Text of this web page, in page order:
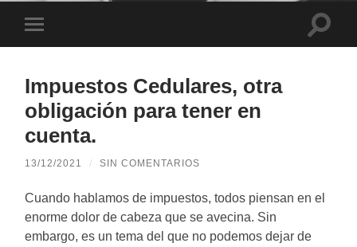
el
Impuestos Cedulares, otra
obligación para tener en
cuenta.
13/12/2021 / SIN COMENTARIOS
Cuando hablamos de impuestos, todos piensan en el
enorme dolor de cabeza que se avecina. Sin
embargo, es un tema del que no podemos dejar de